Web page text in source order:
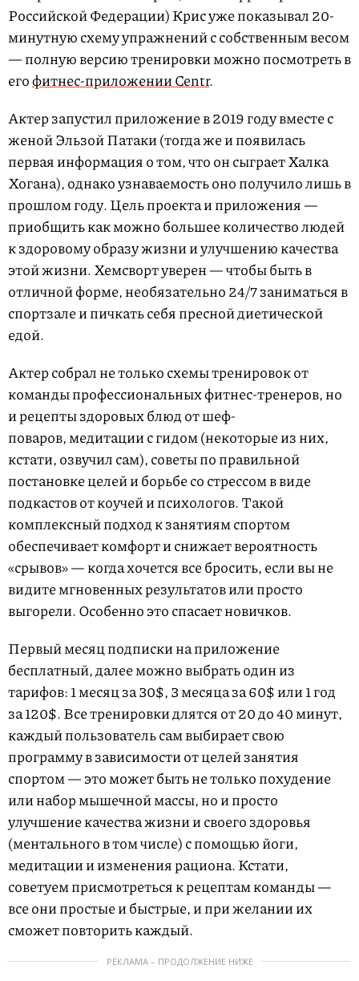
Российской Федерации) Крис уже показывал 20-
минутную схему упражнений с собственным весом
— полную версию тренировки можно посмотреть в
егофитнес-приложении Centr.
Актер запустил приложение в 2019 году вместе с
женой Эльзой Патаки (тогда же и появилась
первая информация о том, что он сыграет Халка
Хогана), однако узнаваемость оно получило лишь в
прошлом году. Цель проекта и приложения —
приобщить как можно большее количество людей
к здоровому образу жизни и улучшению качества
этой жизни. Хемсворт уверен — чтобы быть в
отличной форме, необязательно 24/7 заниматься в
спортзале и пичкать себя пресной диетической
едой.
Актер собрал не только схемы тренировок от
команды профессиональных фитнес-тренеров, но
и рецепты здоровых блюд от шеф-
поваров, медитации с гидом (некоторые из них,
кстати, озвучил сам), советы по правильной
постановке целей и борьбе со стрессом в виде
подкастов от коучей и психологов. Такой
комплексный подход к занятиям спортом
обеспечивает комфорт и снижает вероятность
«срывов» — когда хочется все бросить, если вы не
видите мгновенных результатов или просто
выгорели. Особенно это спасает новичков.
Первый месяц подписки на приложение
бесплатный, далее можно выбрать один из
тарифов: 1 месяц за 30$, 3 месяца за 60$ или 1 год
за 120$. Все тренировки длятся от 20 до 40 минут,
каждый пользователь сам выбирает свою
программу в зависимости от целей занятия
спортом — это может быть не только похудение
или набор мышечной массы, но и просто
улучшение качества жизни и своего здоровья
(ментального в том числе) с помощью йоги,
медитации и изменения рациона. Кстати,
советуем присмотреться к рецептам команды —
все они простые и быстрые, и при желании их
сможет повторить каждый.
РЕКЛАМА – ПРОДОЛЖЕНИЕ НИЖЕ